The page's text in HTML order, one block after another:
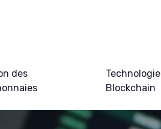
des
Technologie
Blockchain